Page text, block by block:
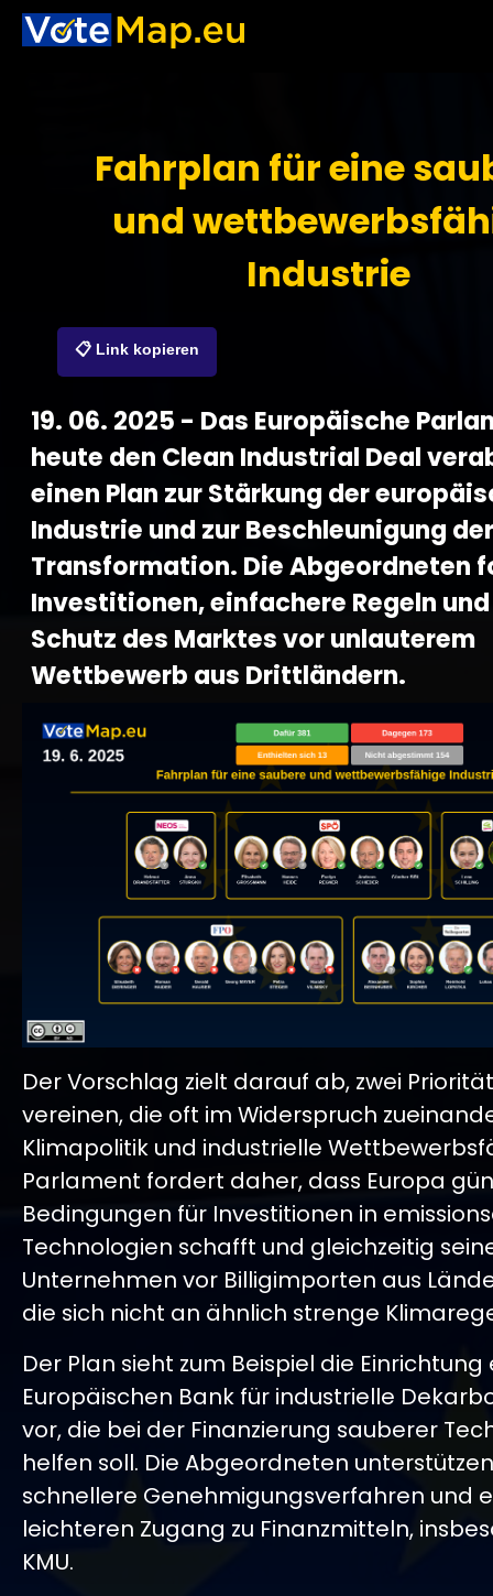
Fahrplan für eine
und
Industrie
📋 Link kopieren
19. 06. 2025 - Das Europäische
heute den Clean Industrial Deal
einen Plan zur Stärkung der
Industrie und zur Beschleunigung
Transformation. Die Abgeordneten
Investitionen, einfachere Regeln
Schutz des Marktes vor unlauterem
Wettbewerb aus Drittländern.
Der Vorschlag zielt darauf ab, zwei
vereinen, die oft im Widerspruch
Klimapolitik und industrielle
Parlament fordert daher, dass Europa
Bedingungen für Investitionen in
Technologien schafft und gleichzeitig
Unternehmen vor Billigimporten aus
die sich nicht an ähnlich strenge
Der Plan sieht zum Beispiel die Einrichtung
Europäischen Bank für industrielle
vor, die bei der Finanzierung sauberer
helfen soll. Die Abgeordneten
schnellere Genehmigungsverfahren und
leichteren Zugang zu Finanzmitteln,
KMU.